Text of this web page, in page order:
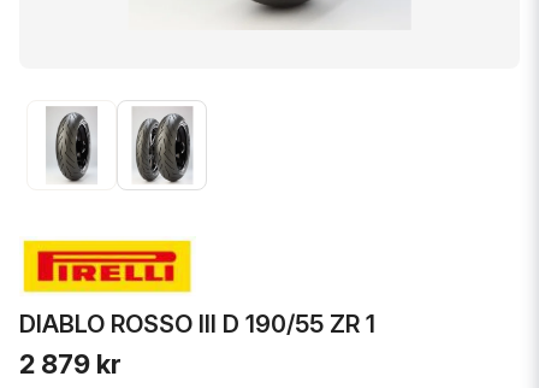
DIABLO ROSSO III D 190/55 ZR 1
2 879 kr